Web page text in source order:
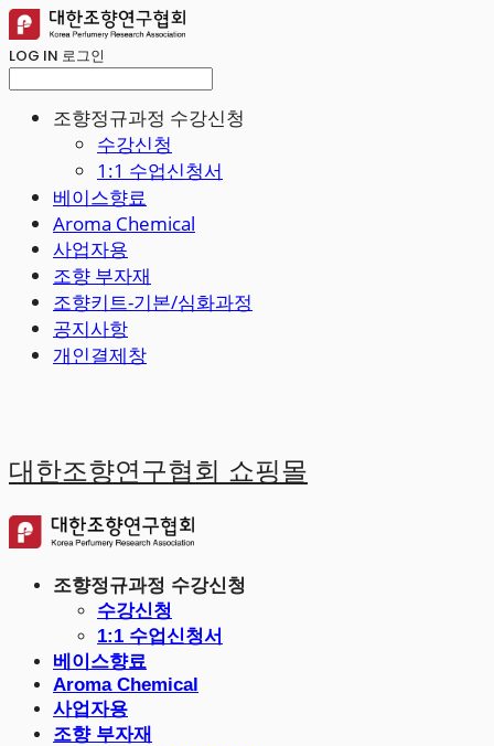
LOG IN 로그인
조향정규과정 수강신청
수강신청
1:1 수업신청서
베이스향료
Aroma Chemical
사업자용
조향 부자재
조향키트-기본/심화과정
공지사항
개인결제창
대한조향연구협회 쇼핑몰
조향정규과정 수강신청
수강신청
1:1 수업신청서
베이스향료
Aroma Chemical
사업자용
조향 부자재